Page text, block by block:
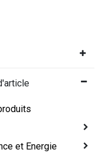
et Energie